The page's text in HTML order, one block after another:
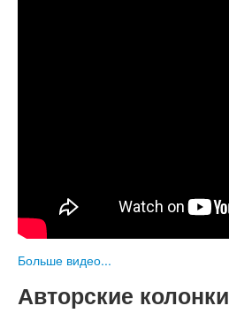
Больше видео...
Авторские колонки